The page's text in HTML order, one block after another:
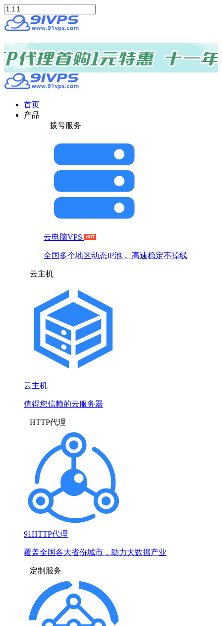
首页
产品
拨号服务
云电脑VPS
全国多个地区动态IP池， 高速稳定不掉线
云主机
云主机
值得您信赖的云服务器
HTTP代理
91HTTP代理
覆盖全国各大省份城市，助力大数据产业
定制服务